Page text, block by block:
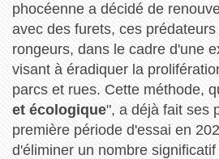
phocéenne a décidé de
avec des furets, ces
rongeurs, dans le cadre d'une
visant à éradiquer la
parcs et rues. Cette méthode,
et écologique", a déjà fait ses
première période d'essai en
d'éliminer un nombre significatif